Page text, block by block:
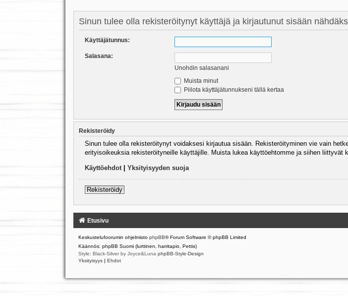
Sinun tulee olla rekisteröitynyt käyttäjä ja kirjautunut sisään
Käyttäjätunnus:
Salasana:
Unohdin salasanani
Muista minut
Piilota käyttäjätunnukseni tällä kertaa
Rekisteröidy
Sinun tulee olla rekisteröitynyt voidaksesi kirjautua sisään. Rekisteröityminen vie vain
erityisoikeuksia rekisteröityneille käyttäjille. Muista lukea käyttöehtomme ja siihen liittyvät
Käyttöehdot| Yksityisyyden suoja
Rekisteröidy
Etusivu
Keskustelufoorumin ohjelmisto phpBB® Forum Software © phpBB Limited
Käännös: phpBB Suomi (lurttinen, harritapio, Pettis)
Style: Black-Silver by Joyce&Luna phpBB-Style-Design
Yksityisyys | Ehdot